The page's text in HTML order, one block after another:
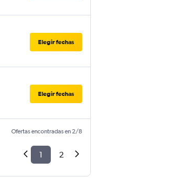
Elegir fechas
Elegir fechas
Ofertas encontradas en 2/8
1 2